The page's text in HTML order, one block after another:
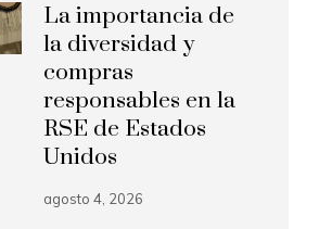
La importancia de
la diversidad y
compras
responsables en la
RSE de Estados
Unidos
agosto 4, 2026